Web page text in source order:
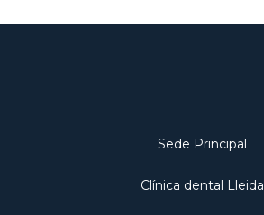
Sede Principal
Clínica dental Lleida